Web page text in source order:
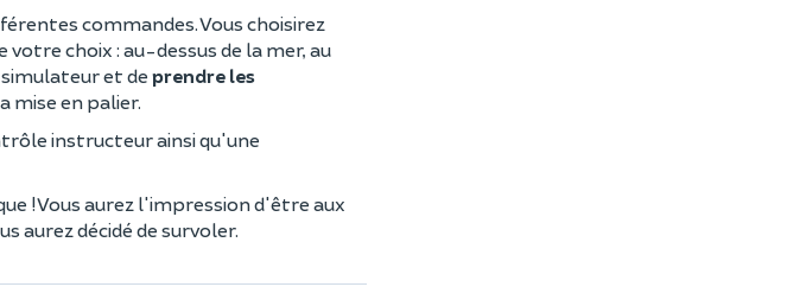
commandes. Vous choisirez
choix : au-dessus de la mer, au
et de prendre les
mise en palier.
instructeur ainsi qu'une
! Vous aurez l'impression d'être aux
aurez décidé de survoler.